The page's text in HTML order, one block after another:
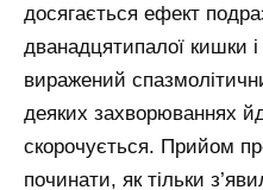
досягається ефект
дванадцятипалої кишки і
виражений
деяких захворюваннях
скорочується. Прийом
починати, як тільки